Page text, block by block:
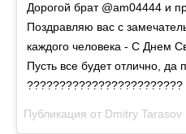
Дорогой брат @am04444 и
Поздравляю вас с
каждого человека - С Днем
Пусть все будет отлично, да
Публикация от Dmitry